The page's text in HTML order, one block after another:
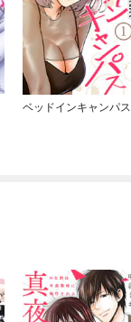
ベッドインキャンパス